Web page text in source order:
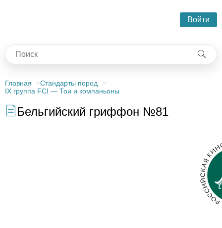
Войти
Главная
Стандарты пород
IX группа FCI — Тои и компаньоны
Бельгийский гриффон №81